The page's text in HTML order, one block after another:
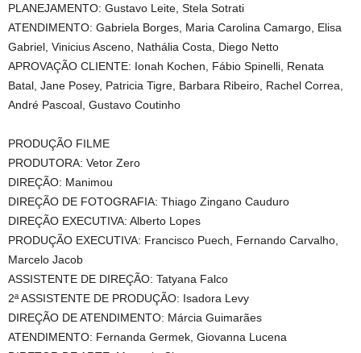
PLANEJAMENTO: Gustavo Leite, Stela Sotrati
ATENDIMENTO: Gabriela Borges, Maria Carolina Camargo, Elisa
Gabriel, Vinicius Asceno, Nathália Costa, Diego Netto
APROVAÇÃO CLIENTE: Ionah Kochen, Fábio Spinelli, Renata
Batal, Jane Posey, Patricia Tigre, Barbara Ribeiro, Rachel Correa,
André Pascoal, Gustavo Coutinho
PRODUÇÃO FILME
PRODUTORA: Vetor Zero
DIREÇÃO: Manimou
DIREÇÃO DE FOTOGRAFIA: Thiago Zingano Cauduro
DIREÇÃO EXECUTIVA: Alberto Lopes
PRODUÇÃO EXECUTIVA: Francisco Puech, Fernando Carvalho,
Marcelo Jacob
ASSISTENTE DE DIREÇÃO: Tatyana Falco
2ª ASSISTENTE DE PRODUÇÃO: Isadora Levy
DIREÇÃO DE ATENDIMENTO: Márcia Guimarães
ATENDIMENTO: Fernanda Germek, Giovanna Lucena